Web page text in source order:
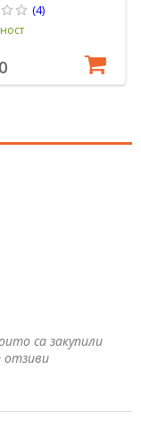
(4)
са закупили